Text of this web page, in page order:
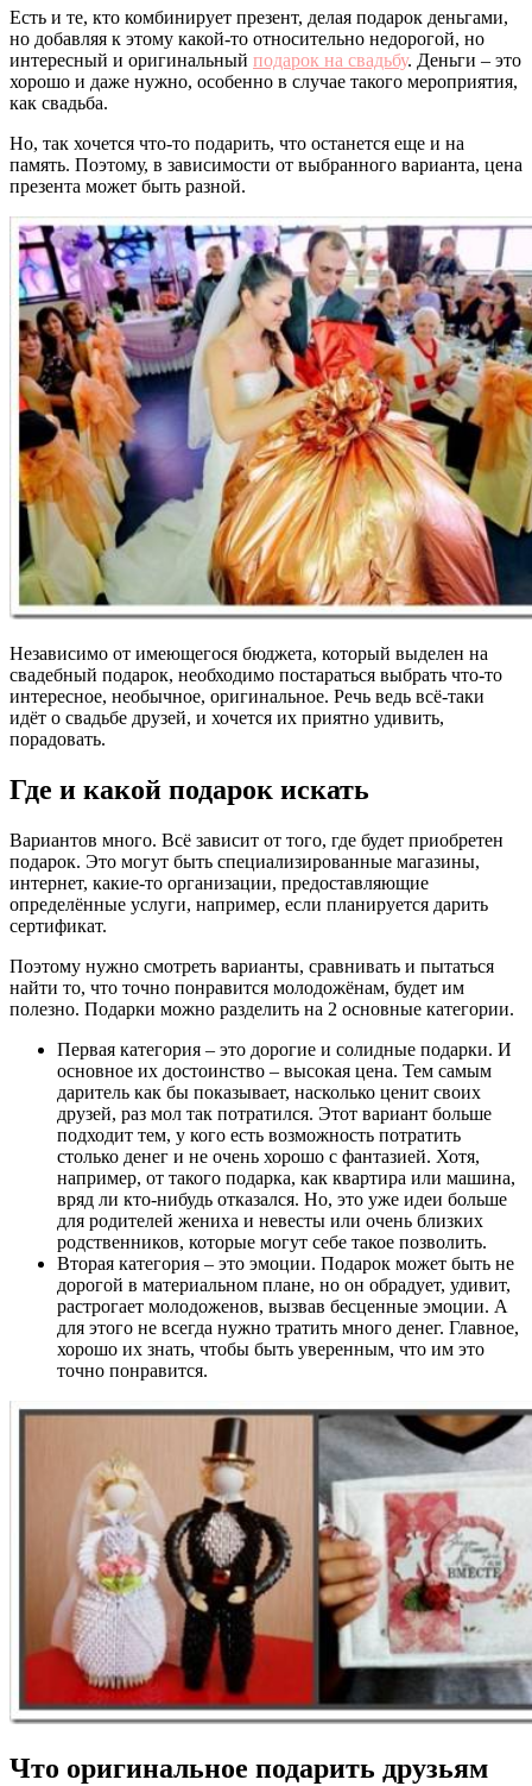
Есть и те, кто комбинирует презент, делая подарок деньгами,
но добавляя к этому какой-то относительно недорогой, но
интересный и оригинальный подарок на свадьбу. Деньги – это
хорошо и даже нужно, особенно в случае такого мероприятия,
как свадьба.
Но, так хочется что-то подарить, что останется еще и на
память. Поэтому, в зависимости от выбранного варианта, цена
презента может быть разной.
Независимо от имеющегося бюджета, который выделен на
свадебный подарок, необходимо постараться выбрать что-то
интересное, необычное, оригинальное. Речь ведь всё-таки
идёт о свадьбе друзей, и хочется их приятно удивить,
порадовать.
Где и какой подарок искать
Вариантов много. Всё зависит от того, где будет приобретен
подарок. Это могут быть специализированные магазины,
интернет, какие-то организации, предоставляющие
определённые услуги, например, если планируется дарить
сертификат.
Поэтому нужно смотреть варианты, сравнивать и пытаться
найти то, что точно понравится молодожёнам, будет им
полезно. Подарки можно разделить на 2 основные категории.
Первая категория – это дорогие и солидные подарки. И
основное их достоинство – высокая цена. Тем самым
даритель как бы показывает, насколько ценит своих
друзей, раз мол так потратился. Этот вариант больше
подходит тем, у кого есть возможность потратить
столько денег и не очень хорошо с фантазией. Хотя,
например, от такого подарка, как квартира или машина,
вряд ли кто-нибудь отказался. Но, это уже идеи больше
для родителей жениха и невесты или очень близких
родственников, которые могут себе такое позволить.
Вторая категория – это эмоции. Подарок может быть не
дорогой в материальном плане, но он обрадует, удивит,
растрогает молодоженов, вызвав бесценные эмоции. А
для этого не всегда нужно тратить много денег. Главное,
хорошо их знать, чтобы быть уверенным, что им это
точно понравится.
Что оригинальное подарить друзьям